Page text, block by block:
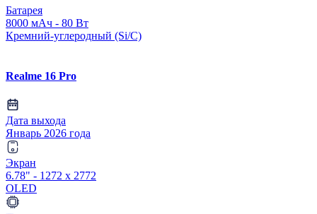
Батарея
8000 мАч - 80 Вт
Кремний-углеродный (Si/C)
Realme 16 Pro
Дата выхода
Январь 2026 года
Экран
6.78" - 1272 x 2772
OLED